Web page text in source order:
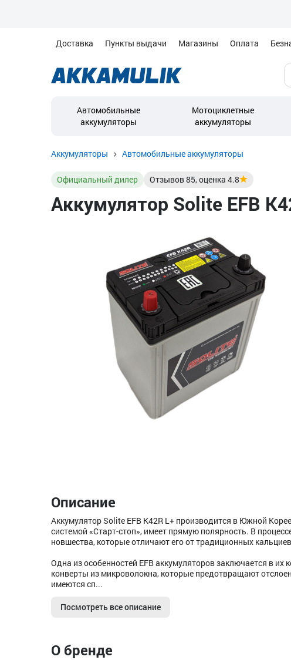
Доставка Пункты выдачи Магазины Оплата
Автомобильные
аккумуляторы
Мотоциклетные
аккумуляторы
Аккумуляторы Автомобильные аккумуляторы
Официальный дилер Отзывов85, оценка 4.8
Аккумулятор Solite EFB
Описание
Аккумулятор Solite EFB K42R L+ производится в Южной
системой «Старт-стоп», имеет прямую полярность. В
новшества, которые отличают его от традиционных
Одна из особенностей EFB аккумуляторов заключается в
конверты из микроволокна, которые предотвращают
имеются сп...
Посмотреть все описание
О бренде